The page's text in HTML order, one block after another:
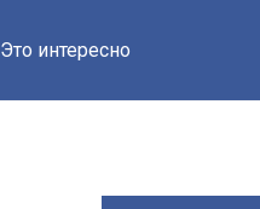
Это интересно